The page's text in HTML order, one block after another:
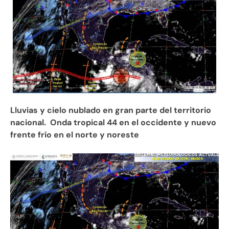
Lluvias y cielo nublado en gran parte del territorio
nacional. Onda tropical 44 en el occidente y nuevo
frente frío en el norte y noreste